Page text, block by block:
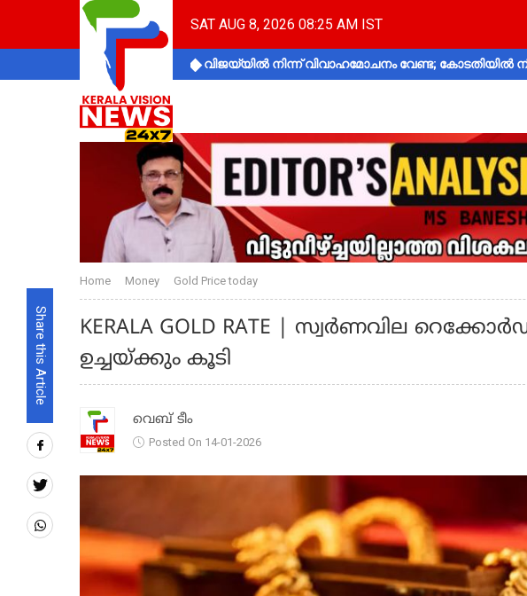
SAT AUG 8, 2026 08:25 AM IST
വിജയ്‌യിൽ നിന്ന് വിവാഹമോചനം വേണ്ട; കോടതിയിൽ
Share this Article
Home Money Gold Price today
KERALA GOLD RATE | സ്വർണവില
ഉച്ചയ്ക്കും കൂടി
വെബ് ടീം
Posted On 14-01-2026